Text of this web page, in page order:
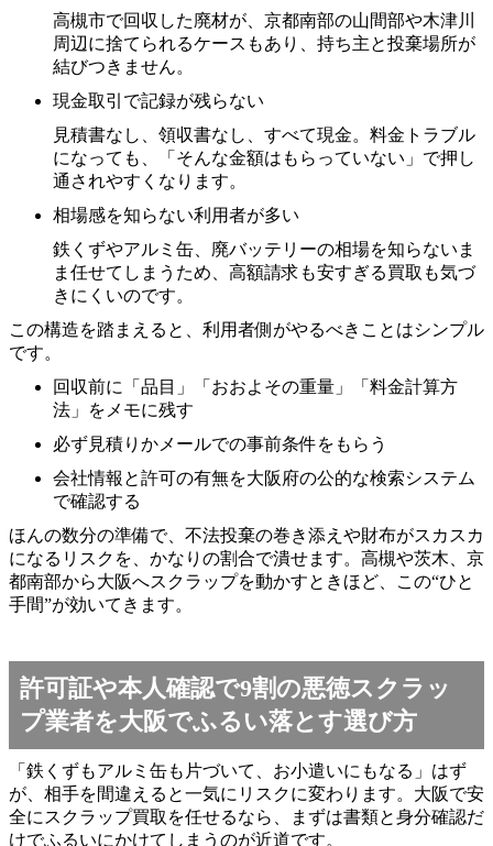
高槻市で回収した廃材が、京都南部の山間部や木津川
周辺に捨てられるケースもあり、持ち主と投棄場所が
結びつきません。
現金取引で記録が残らない
見積書なし、領収書なし、すべて現金。料金トラブル
になっても、「そんな金額はもらっていない」で押し
通されやすくなります。
相場感を知らない利用者が多い
鉄くずやアルミ缶、廃バッテリーの相場を知らないま
ま任せてしまうため、高額請求も安すぎる買取も気づ
きにくいのです。
この構造を踏まえると、利用者側がやるべきことはシンプル
です。
回収前に「品目」「おおよその重量」「料金計算方
法」をメモに残す
必ず見積りかメールでの事前条件をもらう
会社情報と許可の有無を大阪府の公的な検索システム
で確認する
ほんの数分の準備で、不法投棄の巻き添えや財布がスカスカ
になるリスクを、かなりの割合で潰せます。高槻や茨木、京
都南部から大阪へスクラップを動かすときほど、この“ひと
手間”が効いてきます。
許可証や本人確認で9割の悪徳スクラッ
プ業者を大阪でふるい落とす選び方
「鉄くずもアルミ缶も片づいて、お小遣いにもなる」はず
が、相手を間違えると一気にリスクに変わります。大阪で安
全にスクラップ買取を任せるなら、まずは書類と身分確認だ
けでふるいにかけてしまうのが近道です。